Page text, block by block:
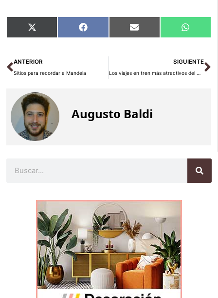
Compartir
en
X
(Twitter)
Compartir
en
Facebook Compartir
en
Email
en
Ant
ANTERIOR
Sitios para recordar a Mandela
SIGUIENTE
Los viajes en tren más atractivos del mundo (II)
Augusto Baldi